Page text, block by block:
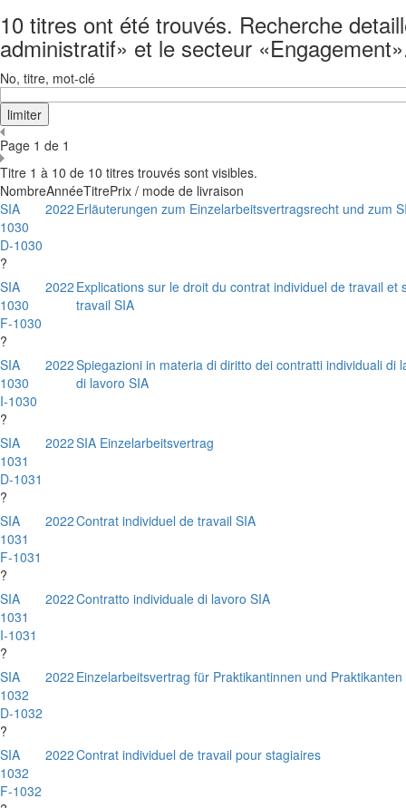
10 titres ont été trouvés. Recherche
administratif» et le secteur
No, titre, mot-clé
Page 1 de 1
Titre 1 à 10 de 10 titres trouvés sont visibles.
NombreAnnéeTitrePrix / mode de livraison
SIA
1030
D-1030
?
2022 Erläuterungen zum Einzelarbeitsvertragsrecht und zum
SIA
1030
F-1030
?
2022 Explications sur le droit du contrat individuel de travail et
travail SIA
SIA
1030
I-1030
?
2022Spiegazioni in materia di diritto dei contratti individuali di
di lavoro SIA
SIA
1031
D-1031
?
2022SIA Einzelarbeitsvertrag
SIA
1031
F-1031
?
2022Contrat individuel de travail SIA
SIA
1031
I-1031
?
2022Contratto individuale di lavoro SIA
SIA
1032
D-1032
?
2022 Einzelarbeitsvertrag für Praktikantinnen und Praktikanten
SIA
1032
F-1032
2022Contrat individuel de travail pour stagiaires